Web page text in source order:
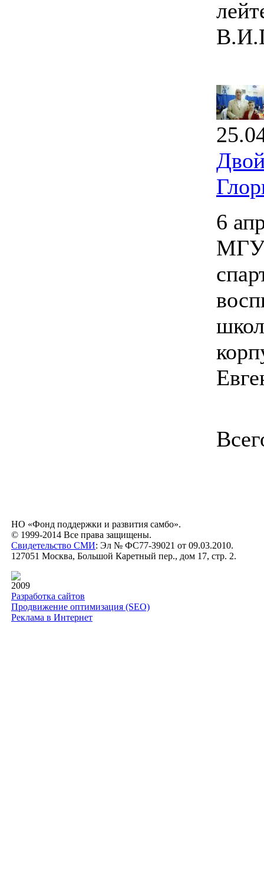
6
НО «Фонд поддержки и развития самбо».
© 1999-2014 Все права защищены.
Свидетельство СМИ: Эл № ФС77-39021 от 09.03.2010.
127051 Москва, Большой Каретный пер., дом 17, стр. 2.
2009
Разработка сайтов
Продвижение оптимизация (SEO)
Реклама в Интернет